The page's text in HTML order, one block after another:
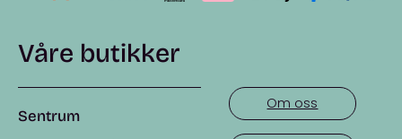
Våre butikker
Sentrum
Om oss